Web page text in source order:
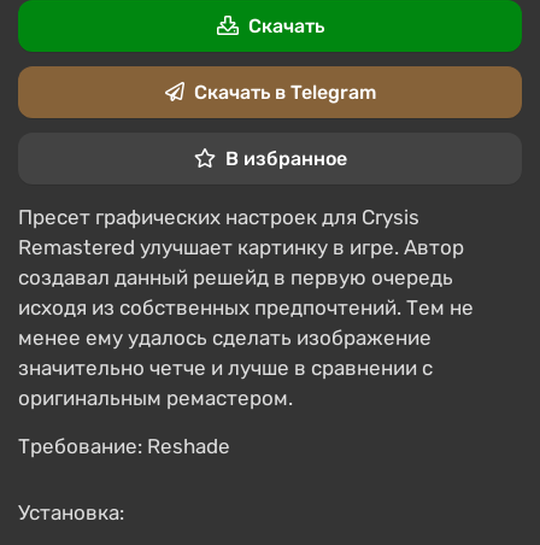
Скачать
Скачать в Telegram
В избранное
Пресет графических настроек для Crysis
Remastered улучшает картинку в игре. Автор
создавал данный решейд в первую очередь
исходя из собственных предпочтений. Тем не
менее ему удалось сделать изображение
значительно четче и лучше в сравнении с
оригинальным ремастером.
Требование: Reshade
Установка: